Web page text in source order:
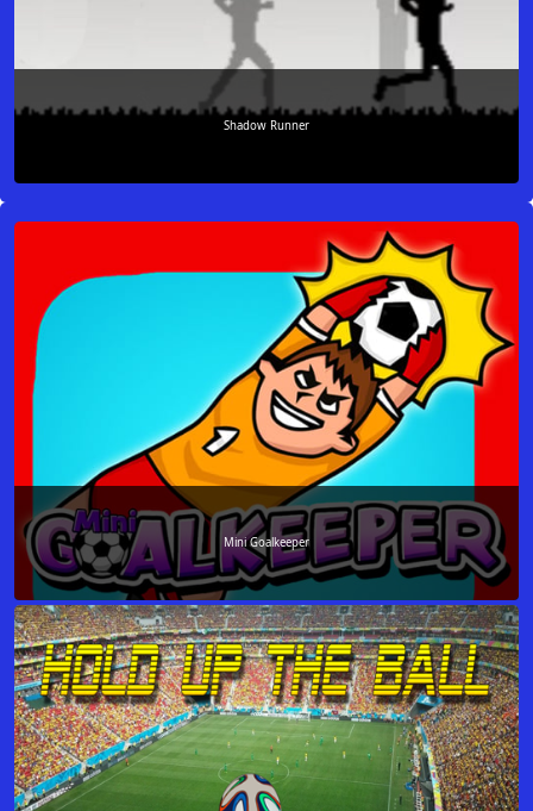
Shadow Runner
Mini Goalkeeper